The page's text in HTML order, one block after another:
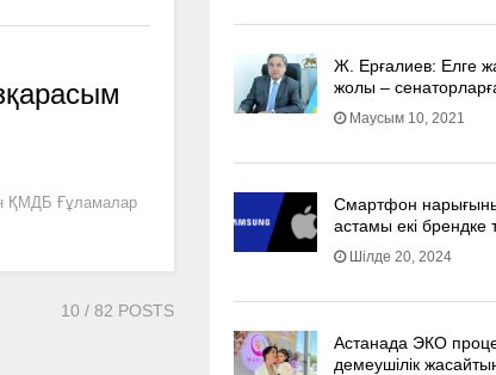
ҚМДБ Ғұламалар
10 / 82 POSTS
Ж. Ерғалиев: Елге
жолы –
Маусым 10, 2021
Смартфон
астамы екі брендке
Шілде 20, 2024
Астанада ЭКО
демеушілік